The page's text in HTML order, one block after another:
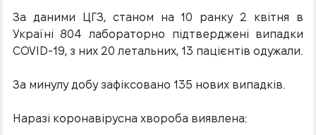
За даними ЦГЗ, станом на 10 ранку 2 квітня в
Україні 804 лабораторно підтверджені випадки
COVID-19, з них 20 летальних, 13 пацієнтів одужали.
За минулу добу зафіксовано 135 нових випадків.
Наразі коронавірусна хвороба виявлена: